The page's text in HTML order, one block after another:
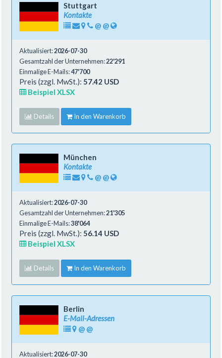
Stuttgart
Kontakte
@ @
Aktualisiert:2026-07-30
Gesamtzahl der Unternehmen:22'291
Einmalige E-Mails:47'700
Preis (zzgl. MwSt.): 57.42 USD
Beispiel XLSX
Details In den Warenkorb
München
Kontakte
@ @
Aktualisiert:2026-07-30
Gesamtzahl der Unternehmen:21'305
Einmalige E-Mails:38'064
Preis (zzgl. MwSt.): 56.14 USD
Beispiel XLSX
Details In den Warenkorb
Berlin
E-Mail-Adressen
@ @
Aktualisiert:2026-07-30